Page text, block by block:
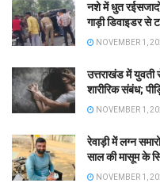
नशे में धुत
गाड़ी डिवाइडर से
NOVEMBER 1,
उत्तराखंड में युवती
शारीरिक संबंध;
NOVEMBER 1,
रेवाड़ी में लग्न
साल की मासूम के
NOVEMBER 1,